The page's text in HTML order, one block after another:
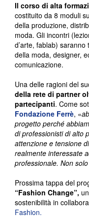
Il corso di alta
costituito da 8 moduli
della produzione,
moda. Gli incontri
d’arte, fablab)
della moda, designer,
comunicazione.
Una delle ragioni del
della rete di partner
partecipanti. Come
Fondazione Ferrè, «
progetto perché
di professionisti di alto
attenzione e tensione
realmente interessate
professionale. Non
Prossima tappa del
“Fashion Change”,
sostenibilità in
Fashion.